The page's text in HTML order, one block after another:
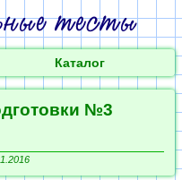
Каталог
№3